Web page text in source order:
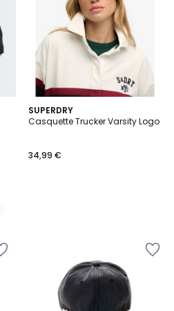
SUPERDRY
Casquette Trucker Varsity Logo
34,99 €